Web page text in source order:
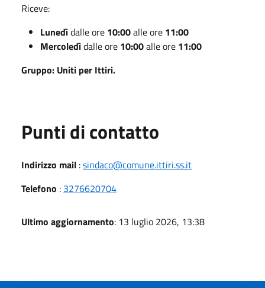
Riceve:
Lunedìdalle ore 10:00alle ore 11:00
Mercoledìdalle ore 10:00alle ore 11:00
Gruppo: Uniti per Ittiri.
Punti di contatto
Indirizzo mail :sindaco@comune.ittiri.ss.it
Telefono : 3276620704
Ultimo aggiornamento: 13 luglio 2026, 13:38